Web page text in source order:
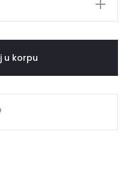
u korpu